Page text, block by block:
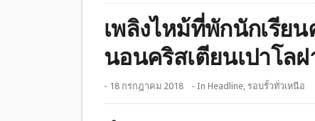
เพลิงไหม้ที่พักนักเรีย
นอนคริสเตียนเปาโลฝ
- 18 กรกฎาคม 2018 - In Headline, รอบรั้วทั่วเหนือ